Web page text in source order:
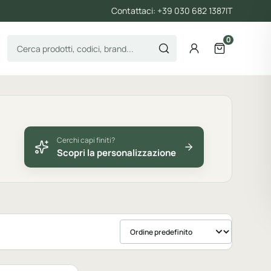
Contattaci: +39 030 682 1387IT
Cerca prodotti AccountApri il
0
Cerchi capi finiti?
Scopri la personalizzazione
Ordina prodotti